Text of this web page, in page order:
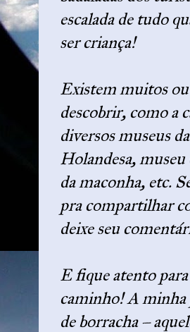
escalada de tudo
ser criança!
Existem muitos
descobrir, como a
diversos museus
Holandesa,
da maconha, etc.
pra compartilhar
deixe seu
E fique atento
caminho! A minha
de borracha –